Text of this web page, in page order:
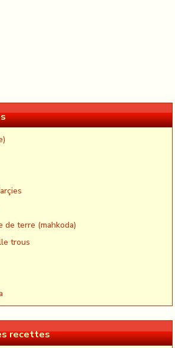
de terre (mahkoda)
trous
recettes